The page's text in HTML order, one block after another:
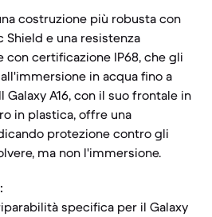
costruzione più robusta con
e una resistenza
con certificazione IP68, che gli
in acqua fino a
A16, con il suo frontale in
in plastica, offre una
protezione contro gli
ma non l'immersione.
specifica per il Galaxy